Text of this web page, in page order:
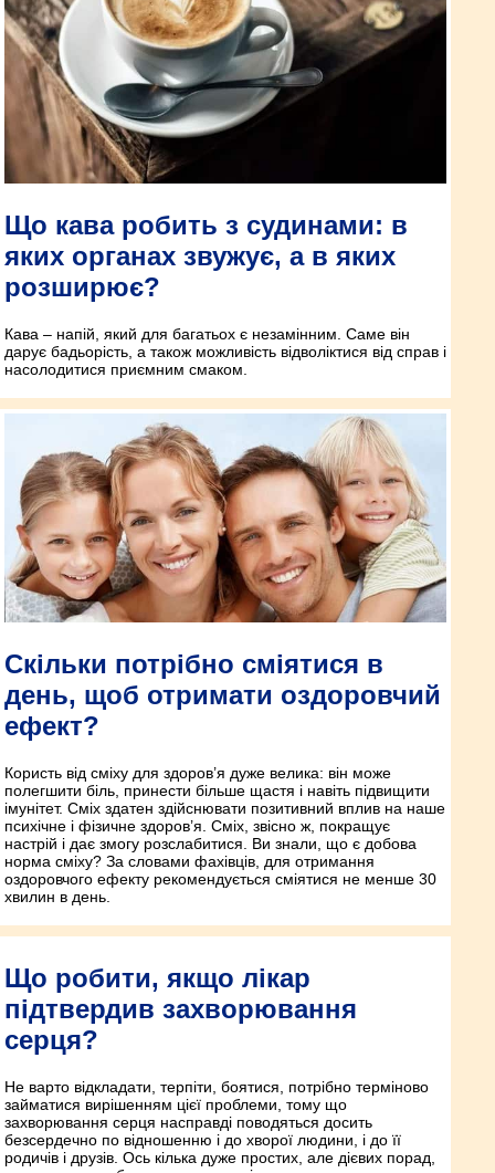
Що кава робить з судинами: в
яких органах звужує, а в яких
розширює?
Кава – напій, який для багатьох є незамінним. Саме він
дарує бадьорість, а також можливість відволіктися від справ і
насолодитися приємним смаком.
Скільки потрібно сміятися в
день, щоб отримати оздоровчий
ефект?
Користь від сміху для здоров’я дуже велика: він може
полегшити біль, принести більше щастя і навіть підвищити
імунітет. Сміх здатен здійснювати позитивний вплив на наше
психічне і фізичне здоров’я. Сміх, звісно ж, покращує
настрій і дає змогу розслабитися. Ви знали, що є добова
норма сміху? За словами фахівців, для отримання
оздоровчого ефекту рекомендується сміятися не менше 30
хвилин в день.
Що робити, якщо лікар
підтвердив захворювання
серця?
Не варто відкладати, терпіти, боятися, потрібно терміново
займатися вирішенням цієї проблеми, тому що
захворювання серця насправді поводяться досить
безсердечно по відношенню і до хворої людини, і до її
родичів і друзів. Ось кілька дуже простих, але дієвих порад,